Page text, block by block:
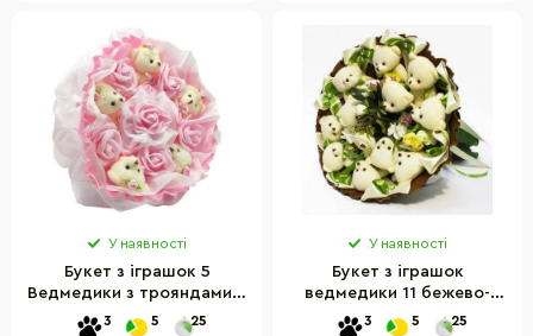
У наявності
Букет з іграшок 5
Ведмедики з трояндами в
рожевому 5248IT
3 5 25
У наявності
Букет з іграшок
ведмедики 11 бежево-
коричневий 5353IT
3 5 25